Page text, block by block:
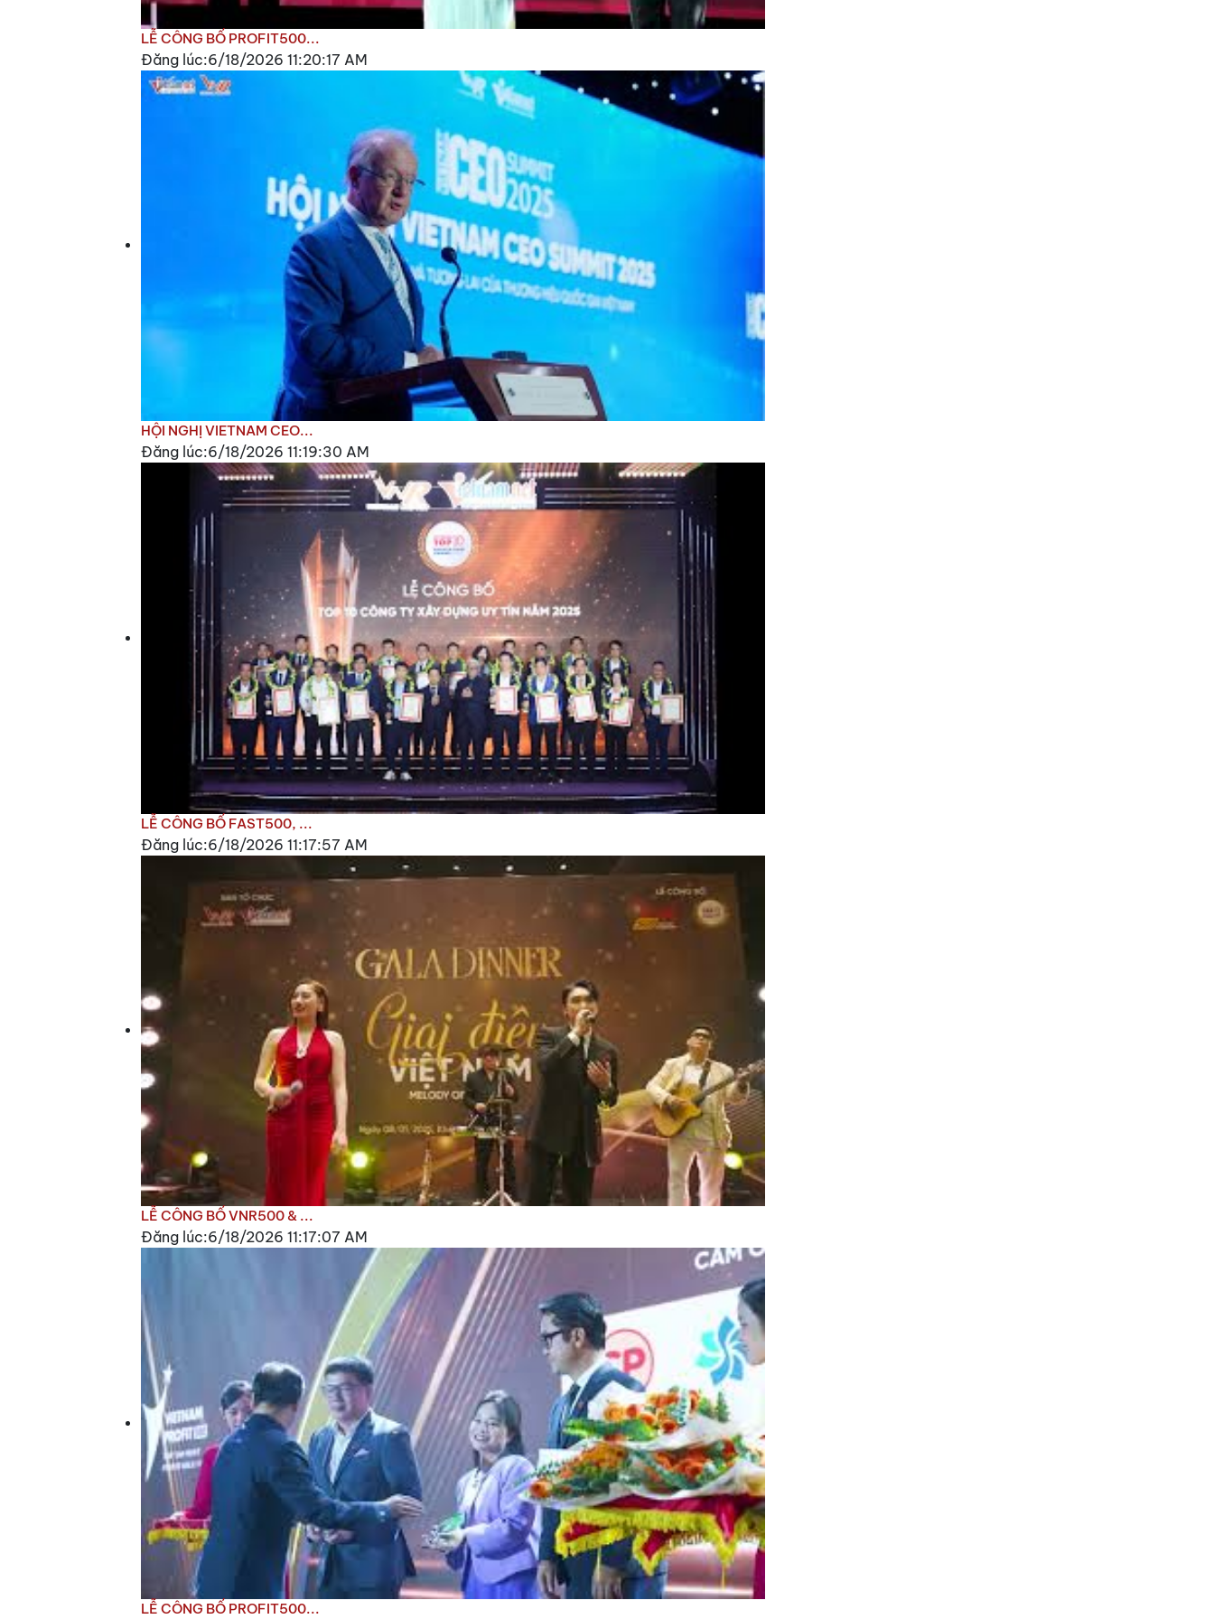
LỄ CÔNG BỐ PROFIT500...
Đăng lúc:6/18/2026 11:20:17 AM
HỘI NGHỊ VIETNAM CEO...
Đăng lúc:6/18/2026 11:19:30 AM
LỄ CÔNG BỐ FAST500, ...
Đăng lúc:6/18/2026 11:17:57 AM
LỄ CÔNG BỐ VNR500 & ...
Đăng lúc:6/18/2026 11:17:07 AM
LỄ CÔNG BỐ PROFIT500...